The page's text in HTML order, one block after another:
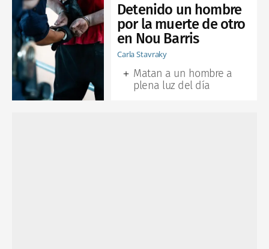
Detenido un hombre
por la muerte de otro
en Nou Barris
Carla Stavraky
Matan a un hombre a
plena luz del día